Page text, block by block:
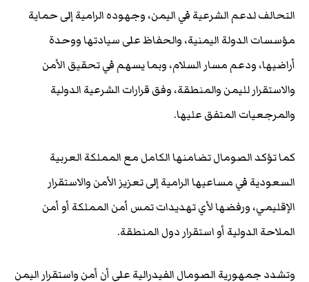
التحالف لدعم الشرعية في اليمن، وجهوده الرامية إلى حماية
مؤسسات الدولة اليمنية، والحفاظ على سيادتها ووحدة
أراضيها، ودعم مسار السلام، وبما يسهم في تحقيق الأمن
والاستقرار لليمن والمنطقة، وفق قرارات الشرعية الدولية
والمرجعيات المتفق عليها.
كما تؤكد الصومال تضامنها الكامل مع المملكة العربية
السعودية في مساعيها الرامية إلى تعزيز الأمن والاستقرار
الإقليمي، ورفضها لأي تهديدات تمس أمن المملكة أو أمن
الملاحة الدولية أو استقرار دول المنطقة.
وتشدد جمهورية الصومال الفيدرالية على أن أمن واستقرار اليمن